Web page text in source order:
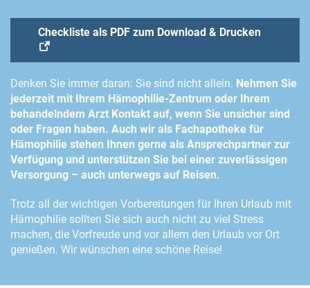
Checkliste als PDF zum Download & Drucken
Denken Sie immer daran: Sie sind nicht allein. Nehmen Sie
jederzeit mit Ihrem Hämophilie-Zentrum oder Ihrem
behandelndem Arzt Kontakt auf, wenn Sie unsicher sind
oder Fragen haben. Auch wir als Fachapotheke für
Hämophilie stehen Ihnen gerne als Ansprechpartner zur
Verfügung und unterstützen Sie bei einer zuverlässigen
Versorgung – auch unterwegs auf Reisen.
Trotz all der wichtigen Vorbereitungen für Ihren Urlaub mit
Hämophilie sollten Sie sich auch nicht zu viel Stress
machen, die Vorfreude und vor allem den Urlaub vor Ort
genießen. Wir wünschen eine schöne Reise!